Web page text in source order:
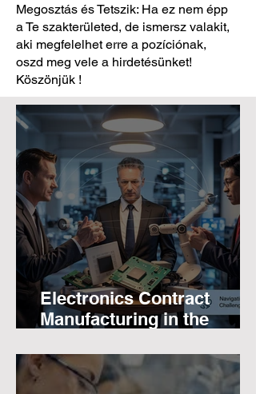
Megosztás és Tetszik: Ha ez nem épp
a Te szakterületed, de ismersz valakit,
aki megfelelhet erre a pozíciónak,
oszd meg vele a hirdetésünket!
Köszönjük !
Electronics Contract
Manufacturing in the